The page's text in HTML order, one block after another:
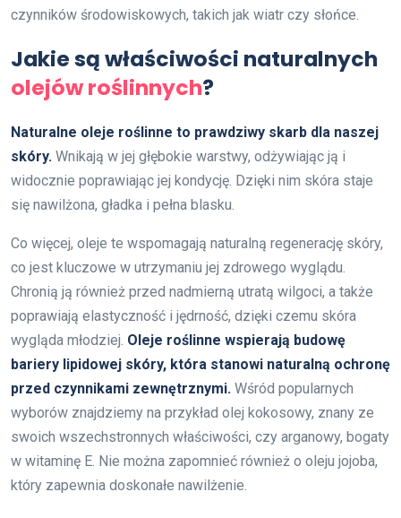
czynników środowiskowych, takich jak wiatr czy słońce.
Jakie są właściwości naturalnych
olejów roślinnych?
Naturalne oleje roślinne to prawdziwy skarb dla naszej
skóry. Wnikają w jej głębokie warstwy, odżywiając ją i
widocznie poprawiając jej kondycję. Dzięki nim skóra staje
się nawilżona, gładka i pełna blasku.
Co więcej, oleje te wspomagają naturalną regenerację skóry,
co jest kluczowe w utrzymaniu jej zdrowego wyglądu.
Chronią ją również przed nadmierną utratą wilgoci, a także
poprawiają elastyczność i jędrność, dzięki czemu skóra
wygląda młodziej. Oleje roślinne wspierają budowę
bariery lipidowej skóry, która stanowi naturalną ochronę
przed czynnikami zewnętrznymi. Wśród popularnych
wyborów znajdziemy na przykład olej kokosowy, znany ze
swoich wszechstronnych właściwości, czy arganowy, bogaty
w witaminę E. Nie można zapomnieć również o oleju jojoba,
który zapewnia doskonałe nawilżenie.